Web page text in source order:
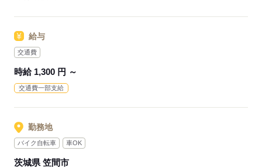
給与
交通費
時給 1,300 円 ～
交通費一部支給
勤務地
バイク自転車 車OK
茨城県 笠間市